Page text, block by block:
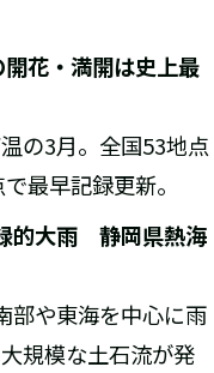
花・満開は史上最
の3月。全国53地点
最早記録更新。
的大雨 静岡県熱海
部や東海を中心に雨
規模な土石流が発